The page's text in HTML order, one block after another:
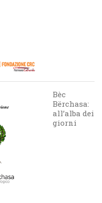
Bèc
Bërchasa:
all’alba dei
giorni